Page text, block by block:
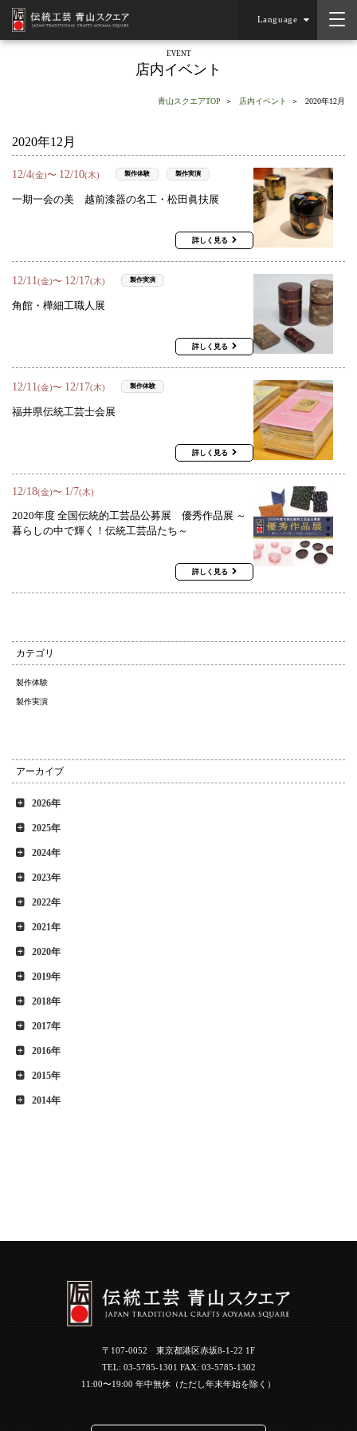
Language
EVENT
店内イベント
青山スクエアTOP 店内イベント 2020年12月
2020年12月
12/4(金)〜 12/10(木) 製作体験 製作実演
一期一会の美 越前漆器の名工・松田眞扶展
詳しく見る
12/11(金)〜 12/17(木) 製作実演
角館・樺細工職人展
詳しく見る
12/11(金)〜 12/17(木) 製作体験
福井県伝統工芸士会展
詳しく見る
12/18(金)〜 1/7(木)
2020年度 全国伝統的工芸品公募展 優秀作品展 ～
暮らしの中で輝く！伝統工芸品たち～
詳しく見る
カテゴリ
製作体験
製作実演
アーカイブ
2026年
2025年
2024年
2023年
2022年
2021年
2020年
2019年
2018年
2017年
2016年
2015年
2014年
〒107-0052 東京都港区赤坂8-1-22 1F
TEL: 03-5785-1301 FAX: 03-5785-1302
11:00〜19:00 年中無休（ただし年末年始を除く）